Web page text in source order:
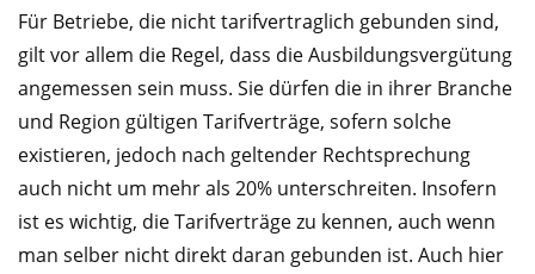
Für Betriebe, die nicht tarifvertraglich gebunden sind,
gilt vor allem die Regel, dass die Ausbildungsvergütung
angemessen sein muss. Sie dürfen die in ihrer Branche
und Region gültigen Tarifverträge, sofern solche
existieren, jedoch nach geltender Rechtsprechung
auch nicht um mehr als 20% unterschreiten. Insofern
ist es wichtig, die Tarifverträge zu kennen, auch wenn
man selber nicht direkt daran gebunden ist. Auch hier